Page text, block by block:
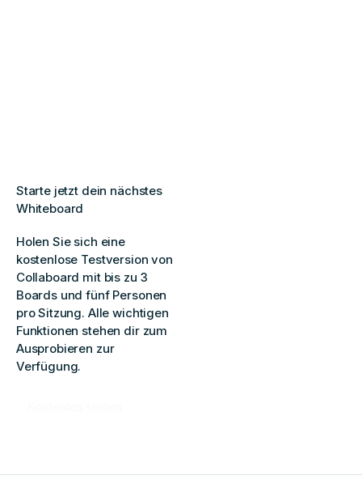
Starte jetzt dein nächstes
Whiteboard
Holen Sie sich eine
kostenlose Testversion von
Collaboard mit bis zu 3
Boards und fünf Personen
pro Sitzung. Alle wichtigen
Funktionen stehen dir zum
Ausprobieren zur
Verfügung.